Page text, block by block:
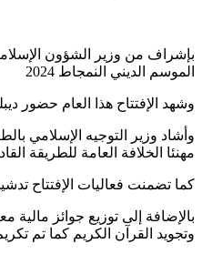
بإشراف من وزير الشؤون
الموسم الديني النمجاط 2024
وشهد الإفتتاح هذا العام حضور
وأشاد وزير التوجيه الإسلامي
مهنئا الخلافة العامة للطريقة
كما تضمنت فعاليات الإفتتاح
بالإضافة إلى توزيع جوائز مالية
وتجويد القرآن الكريم كما تم